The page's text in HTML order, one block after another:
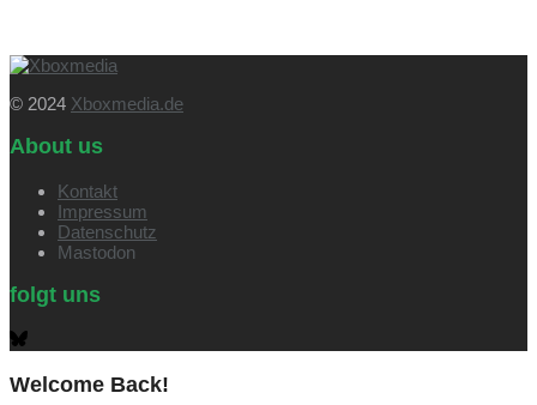
© 2024 Xboxmedia.de
About us
Kontakt
Impressum
Datenschutz
Mastodon
folgt uns
Welcome Back!